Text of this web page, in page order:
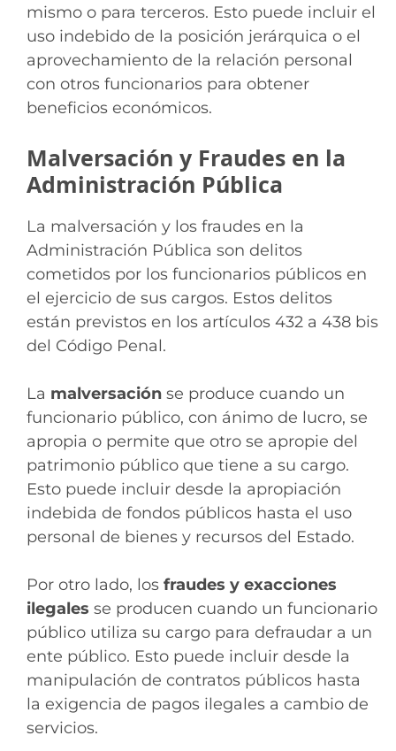
mismo o para terceros. Esto puede incluir el
uso indebido de la posición jerárquica o el
aprovechamiento de la relación personal
con otros funcionarios para obtener
beneficios económicos.
Malversación y Fraudes en la
Administración Pública
La malversación y los fraudes en la
Administración Pública son delitos
cometidos por los funcionarios públicos en
el ejercicio de sus cargos. Estos delitos
están previstos en los artículos 432 a 438 bis
del Código Penal.
La malversación se produce cuando un
funcionario público, con ánimo de lucro, se
apropia o permite que otro se apropie del
patrimonio público que tiene a su cargo.
Esto puede incluir desde la apropiación
indebida de fondos públicos hasta el uso
personal de bienes y recursos del Estado.
Por otro lado, los fraudes y exacciones
ilegales se producen cuando un funcionario
público utiliza su cargo para defraudar a un
ente público. Esto puede incluir desde la
manipulación de contratos públicos hasta
la exigencia de pagos ilegales a cambio de
servicios.